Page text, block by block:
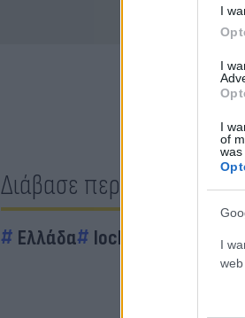
I
I
I
of
was
I
Διάβασε περισσότερα
Ελλάδα lockdown Χανιά